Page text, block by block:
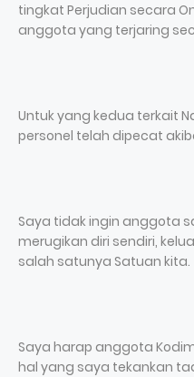
tingkat Perjudian secara
anggota yang terjaring
Untuk yang kedua terkait
personel telah dipecat
Saya tidak ingin anggota
merugikan diri sendiri,
salah satunya Satuan kita.
Saya harap anggota
hal yang saya tekankan